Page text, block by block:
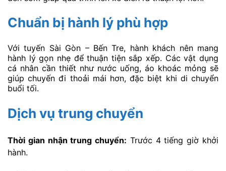
Chuẩn bị hành lý phù hợp
Với tuyến Sài Gòn – Bến Tre, hành khách nên mang
hành lý gọn nhẹ để thuận tiện sắp xếp. Các vật dụng
cá nhân cần thiết như nước uống, áo khoác mỏng sẽ
giúp chuyến đi thoải mái hơn, đặc biệt khi di chuyển
buổi tối.
Dịch vụ trung chuyển
Thời gian nhận trung chuyển: Trước 4 tiếng giờ khởi
hành.